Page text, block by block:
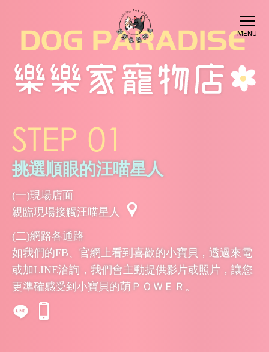
挑選順眼的汪喵星人
(一)現場店面
親臨現場接觸汪喵星人
(二)網路各通路
如我們的FB、官網上看到喜歡的小寶貝，透過來電
或加LINE洽詢，我們會主動提供影片或照片，讓您
更準確感受到小寶貝的萌ＰＯＷＥＲ。